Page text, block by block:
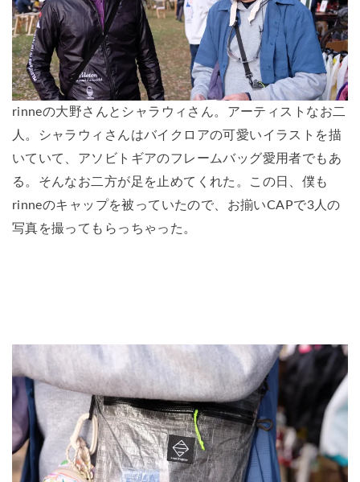
rinneの大野さんとシャラウィさん。アーティストなお二
人。シャラウィさんはバイクロアの可愛いイラストを描
いていて、アソビトギアのフレームバッグ愛用者でもあ
る。そんなお二方が足を止めてくれた。この日、僕も
rinneのキャップを被っていたので、お揃いCAPで3人の
写真を撮ってもらっちゃった。